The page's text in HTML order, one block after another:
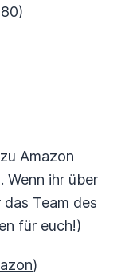
)
Amazon
Wenn ihr über
Team des
für euch!)
)